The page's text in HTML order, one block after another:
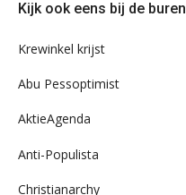
ons
Kijk ook eens bij de buren
Krewinkel krijst
Abu Pessoptimist
AktieAgenda
Anti-Populista
Christianarchy